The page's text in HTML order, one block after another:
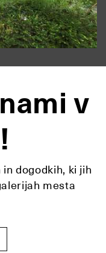
v
dogodkih, ki jih
mesta